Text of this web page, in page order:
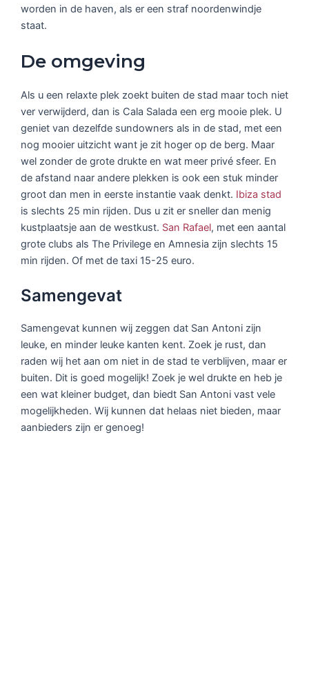
worden in de haven, als er een straf noordenwindje
staat.
De omgeving
Als u een relaxte plek zoekt buiten de stad maar toch niet
ver verwijderd, dan is Cala Salada een erg mooie plek. U
geniet van dezelfde sundowners als in de stad, met een
nog mooier uitzicht want je zit hoger op de berg. Maar
wel zonder de grote drukte en wat meer privé sfeer. En
de afstand naar andere plekken is ook een stuk minder
groot dan men in eerste instantie vaak denkt. Ibiza stad
is slechts 25 min rijden. Dus u zit er sneller dan menig
kustplaatsje aan de westkust. San Rafael, met een aantal
grote clubs als The Privilege en Amnesia zijn slechts 15
min rijden. Of met de taxi 15-25 euro.
Samengevat
Samengevat kunnen wij zeggen dat San Antoni zijn
leuke, en minder leuke kanten kent. Zoek je rust, dan
raden wij het aan om niet in de stad te verblijven, maar er
buiten. Dit is goed mogelijk! Zoek je wel drukte en heb je
een wat kleiner budget, dan biedt San Antoni vast vele
mogelijkheden. Wij kunnen dat helaas niet bieden, maar
aanbieders zijn er genoeg!